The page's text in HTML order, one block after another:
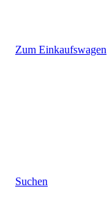
Zum Einkaufswagen
Suchen